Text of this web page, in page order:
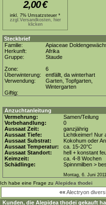
2,00€
inkl. 7% Umsatzsteuer *
zzgl.Versandkosten, hier
klicken
Steckbrief
Familie:
Apiaceae
Herkunft:
Afrika
Gruppe:
Staude
Zone:
6
Überwinterung:
entfällt, da winterhart
Verwendung:
Garten, Topfgarten,
Wintergarten
Giftig:
Anzuchtanleitung
Vermehrung:
Samen/Teilung
Vorbehandlung:
0
Aussaat Zeit:
ganzjährig
Aussaat Tiefe:
Lichtkeimer! Nur
Aussaat Substrat:
Kokohum oder
Aussaat Temperatur:
ca. 15-20°C
Aussaat Standort:
hell + konstant
Keimzeit:
ca. 4-8 Wochen
Schädlinge:
Spinnmilben >
Montag, 6. Juni 2011
Ich habe eine Frage zu Alepidea thodei
««Alectryon
Kunden, die Alepidea thodei gekauft